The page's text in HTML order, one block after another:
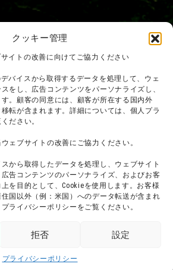
クッキー管理
イトの改善に向けてご協力ください
バイスから取得するデータを処理して、ウェ
をし、広告コンテンツをパーソナライズし、
。顧客の同意には、顧客が所在する国内外
移転が含まれます。詳細については、個人プラ
ださい。
ェブサイトの改善にご協力ください。
から取得したデータを処理し、ウェブサイト
告コンテンツのパーソナライズ、およびお客
を目的として、Cookieを使用します。お客様
国以外（例：米国）へのデータ転送が含まれ
ライバシーポリシーをご覧ください。
拒否 設定
プライバシーポリシー
双葉社・シンエイ・テレビ朝日・ADK
・シンエイ・テレビ朝日・ADK 1993-2026
BIRD STUDIO/SQUARE ENIX
「進撃の巨人」The Final Season製作委員会
Inc. All Rights Reserved.